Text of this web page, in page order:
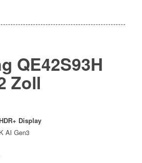
QE42S93H
Zoll
Display
AI Gen3